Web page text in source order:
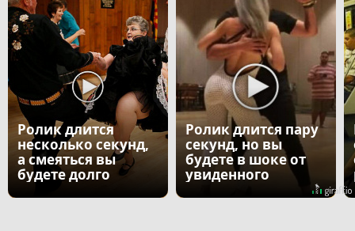
Ролик длится
несколько секунд,
а смеяться вы
будете долго
Ролик длится пару
секунд, но вы
будете в шоке от
увиденного